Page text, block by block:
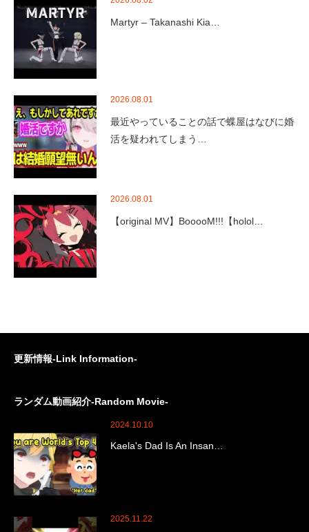
Martyr – Takanashi Kia…
2026.08.01
最近やっていることの話で蝶屋はなびに婚
活を疑われてしまう…
2026.08.01
【original MV】BooooM!!!【holol…
更新情報-Link Information-
ランダム動画紹介-Random Movie-
2024.10.10
Kaela's Dad Is An Insan…
2025.11.22